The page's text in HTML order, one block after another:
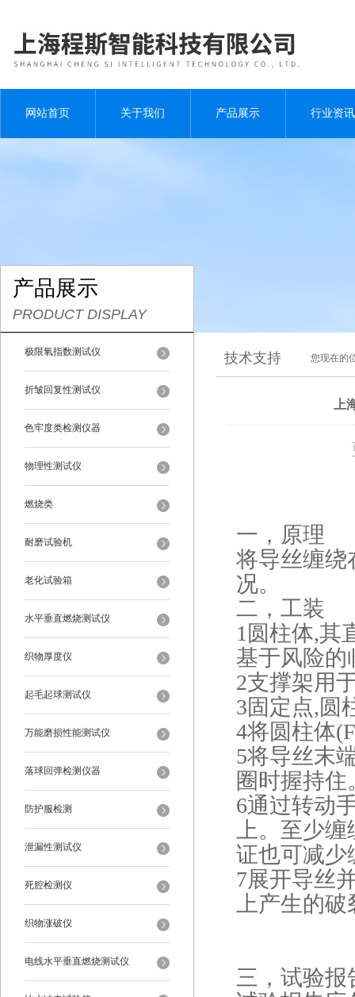
网站首页 关于我们 产品展示 行业资讯
产品展示
PRODUCT DISPLAY
极限氧指数测试仪
折皱回复性测试仪
色牢度类检测仪器
物理性测试仪
燃烧类
耐磨试验机
老化试验箱
水平垂直燃烧测试仪
织物厚度仪
起毛起球测试仪
万能磨损性能测试仪
落球回弹检测仪器
防护服检测
泄漏性测试仪
死腔检测仪
织物涨破仪
电线水平垂直燃烧测试仪
技术支持 您现在的
一，原理
将导丝缠绕
况。
二，工装
1圆柱体,其
基于风险的
2支撑架用
3固定点,圆
4将圆柱体
5将导丝末
圈时握持住
6通过转动
上。至少
证也可减少
7展开导丝
上产生的
三，试验报